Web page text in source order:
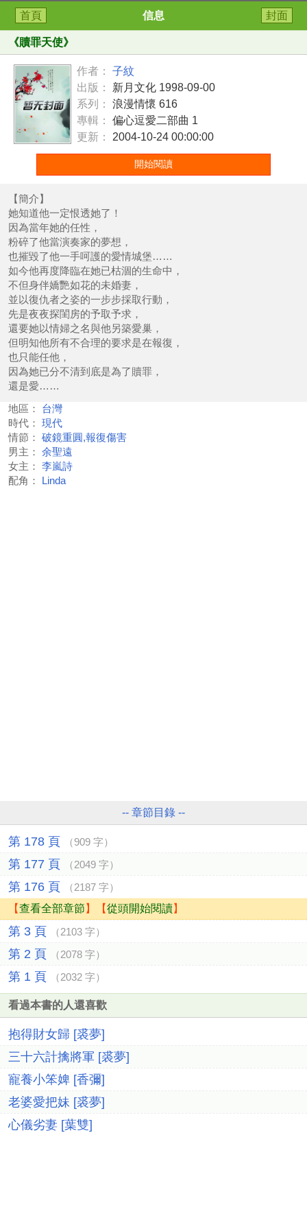
首頁 信息 封面
《贖罪天使》
作者：
子紋
出版：
新月文化 1998-09-00
系列：
浪漫情懷 616
專輯：
偏心逗愛二部曲 1
更新：
2004-10-24 00:00:00
開始閱讀
【簡介】
她知道他一定恨透她了！
因為當年她的任性，
粉碎了他當演奏家的夢想，
也摧毀了他一手呵護的愛情城堡……
如今他再度降臨在她已枯涸的生命中，
不但身伴嬌艷如花的未婚妻，
並以復仇者之姿的一步步採取行動，
先是夜夜探閨房的予取予求，
還要她以情婦之名與他另築愛巢，
但明知他所有不合理的要求是在報復，
也只能任他，
因為她已分不清到底是為了贖罪，
還是愛……
地區：
台灣
時代：
現代
情節：
破鏡重圓,報復傷害
男主：
余聖遠
女主：
李嵐詩
配角：
Linda
-- 章節目錄 --
第 178 頁 （909 字）
第 177 頁 （2049 字）
第 176 頁 （2187 字）
【查看全部章節 】【從頭開始閱讀】
第 3 頁 （2103 字）
第 2 頁 （2078 字）
第 1 頁 （2032 字）
看過本書的人還喜歡
抱得財女歸 [裘夢]
三十六計擒將軍 [裘夢]
寵養小笨婢 [香彌]
老婆愛把妹 [裘夢]
心儀劣妻 [葉雙]